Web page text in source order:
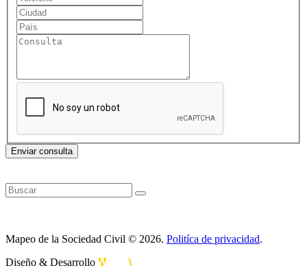
Enviar consulta
Mapeo de la Sociedad Civil © 2026. Politíca de privacidad.
Diseño & Desarrollo